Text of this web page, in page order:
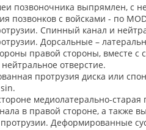
позвоночника выпрямлен, с
позвонков с войсками - по
Спинный канал и
Дорсальные –
правой стороны, вместе
отверстие.
протрузия диска или
медиолатерально-
в правой стороне, а также
протрузии. Деформированные